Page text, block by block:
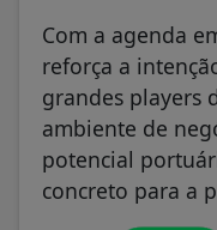
Com a agenda
reforça a
grandes players
ambiente de
potencial
concreto para a